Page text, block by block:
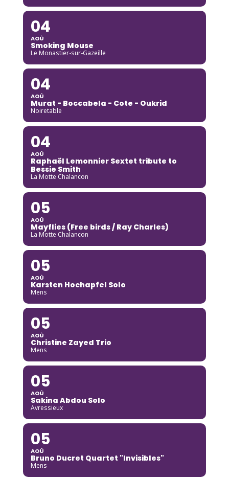
04
AOÛ
Smoking Mouse
Le Monastier-sur-Gazeille
04
AOÛ
Murat - Boccabela - Cote - Oukrid
Noiretable
04
AOÛ
Raphaël Lemonnier Sextet tribute to
Bessie Smith
La Motte Chalancon
05
AOÛ
Mayflies (Free birds / Ray Charles)
La Motte Chalancon
05
AOÛ
Karsten Hochapfel Solo
Mens
05
AOÛ
Christine Zayed Trio
Mens
05
AOÛ
Sakina Abdou Solo
Avressieux
05
AOÛ
Bruno Ducret Quartet "Invisibles"
Mens